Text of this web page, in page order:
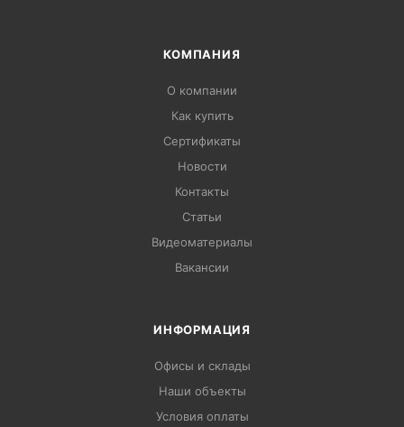
КОМПАНИЯ
О компании
Как купить
Сертификаты
Новости
Контакты
Статьи
Видеоматериалы
Вакансии
ИНФОРМАЦИЯ
Офисы и склады
Наши объекты
Условия оплаты